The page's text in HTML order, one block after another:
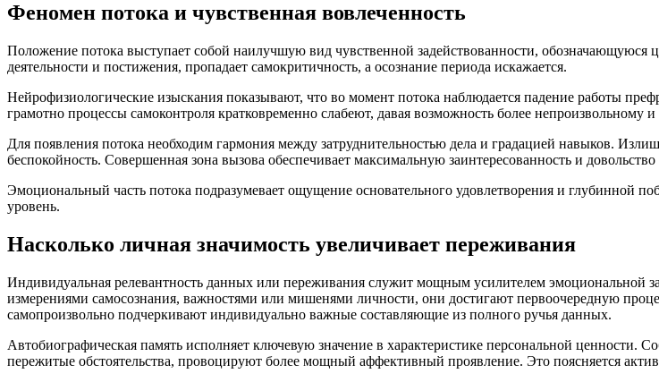
Феномен потока и чувственная вовлеченность
Положение потока выступает собой наилучшую вид чувственной задействованности, обозначающуюся
деятельности и постижения, пропадает самокритичность, а осознание периода искажается.
Нейрофизиологические изыскания показывают, что во момент потока наблюдается падение работы
грамотно процессы самоконтроля кратковременно слабеют, давая возможность более непроизвольному
Для появления потока необходим гармония между затруднительностью дела и градацией навыков.
беспокойность. Совершенная зона вызова обеспечивает максимальную заинтересованность и довольство
Эмоциональный часть потока подразумевает ощущение основательного удовлетворения и глубинной
уровень.
Насколько личная значимость увеличивает переживания
Индивидуальная релевантность данных или переживания служит мощным усилителем эмоциональной
измерениями самосознания, важностями или мишенями личности, они достигают первоочередную
самопроизвольно подчеркивают индивидуально важные составляющие из полного ручья данных.
Автобиографическая память исполняет ключевую значение в характеристике персональной
пережитые обстоятельства, провоцируют более мощный аффективный проявление. Это поясняется